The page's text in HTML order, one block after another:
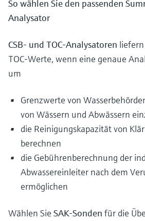
So wählen Sie den passenden
Analysator
CSB- und TOC-Analysatoren liefern
TOC-Werte, wenn eine genaue
um
Grenzwerte von
von Wässern und Abwässern
die Reinigungskapazität von
berechnen
die Gebührenberechnung der
Abwassereinleiter nach dem
ermöglichen
Wählen Sie SAK-Sonden für die